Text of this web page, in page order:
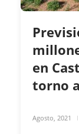
en
torno
Agosto, 2021